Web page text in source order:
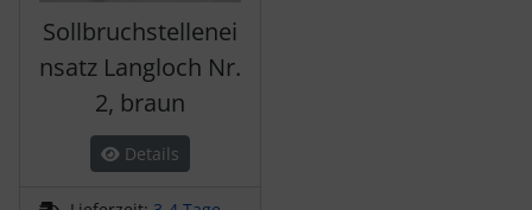
Sollbruchstellenei
nsatz Langloch Nr.
2, braun
Details